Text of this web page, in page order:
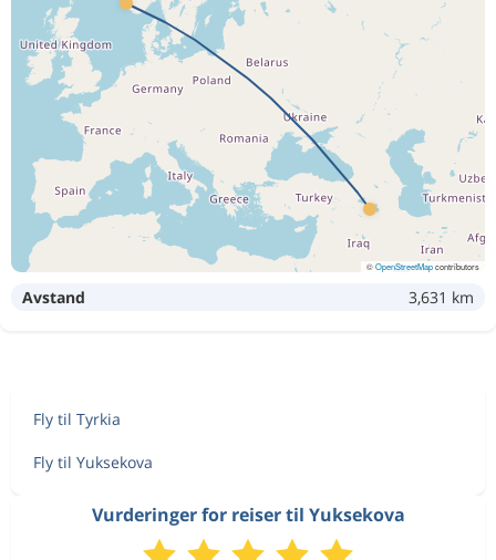
©OpenStreetMapcontributors
Avstand 3,631 km
Fly til Tyrkia
Fly til Yuksekova
Vurderinger for reiser til Yuksekova